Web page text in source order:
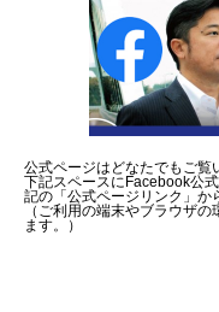
公式ページはどなたでもご覧
下記スペースにFacebook公
記の「公式ページリンク」か
（ご利用の端末やブラウザ
ます。）